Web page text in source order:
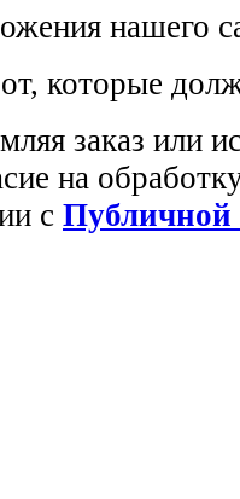
нашего
которые
заказ или
на
с Публичной